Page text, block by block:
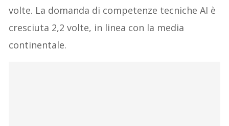
volte. La domanda di competenze tecniche AI è
cresciuta 2,2 volte, in linea con la media
continentale.